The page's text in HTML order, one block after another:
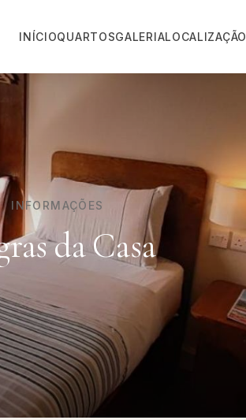
INÍCIOQUARTOSGALERIALOCALIZAÇÃO
INFORMAÇÕES
da Casa